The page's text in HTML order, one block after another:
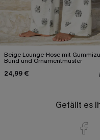
Beige Lounge-Hose mit
Bund und Ornamentmuster
24,99 €
Gefällt es